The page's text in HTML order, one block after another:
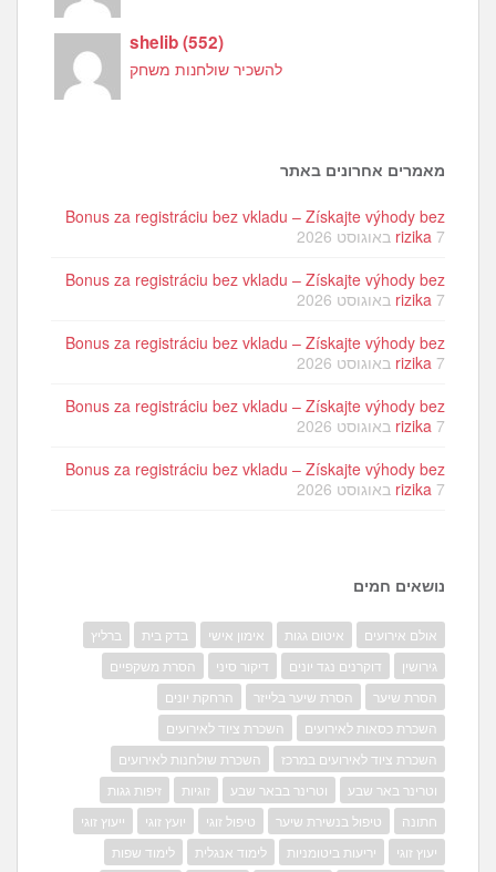
shelib(552)
להשכיר שולחנות משחק
מאמרים אחרונים באתר
Bonus za registráciu bez vkladu – Získajte výhody bez
rizika 7 באוגוסט 2026
Bonus za registráciu bez vkladu – Získajte výhody bez
rizika 7 באוגוסט 2026
Bonus za registráciu bez vkladu – Získajte výhody bez
rizika 7 באוגוסט 2026
Bonus za registráciu bez vkladu – Získajte výhody bez
rizika 7 באוגוסט 2026
Bonus za registráciu bez vkladu – Získajte výhody bez
rizika 7 באוגוסט 2026
נושאים חמים
אולם אירועים איטום גגות אימון אישי בדק בית
ברליץ
גירושין
דוקרנים נגד יונים דיקור סיני
הסרת משקפיים
הסרת שיער
הסרת שיער בלייזר
הרחקת יונים
השכרת כסאות לאירועים
השכרת ציוד לאירועים
השכרת ציוד לאירועים במרכז
השכרת שולחנות לאירועים
וטרינר באר שבע
וטרינר בבאר שבע זוגיות
זיפות גגות
חתונה
טיפול בנשירת שיער טיפול זוגי יועץ זוגי
ייעוץ זוגי
יעוץ זוגי
יריעות ביטומניות לימוד אנגלית לימוד שפות